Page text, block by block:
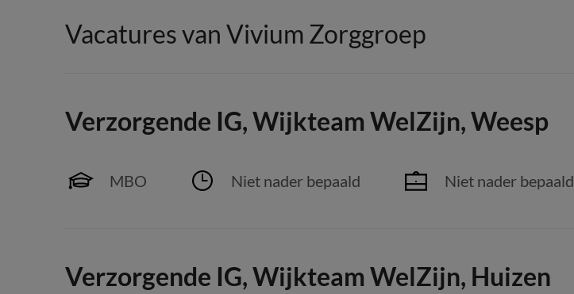
Vacatures van Vivium Zorggroep
Verzorgende IG, Wijkteam WelZijn, Weesp
MBO Niet nader bepaald Niet nader bepaald
Verzorgende IG, Wijkteam WelZijn, Huizen